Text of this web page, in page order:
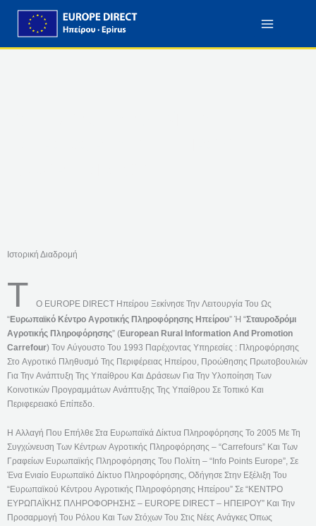
Περιεχόμενο
Περιεχόμενο
Ιστορική Διαδρομή
Τ
Ο EUROPE DIRECT Ηπείρου Ξεκίνησε Την Λειτουργία Του Ως
“Ευρωπαϊκό Κέντρο Αγροτικής Πληροφόρησης Ηπείρου” Ή “Σταυροδρόμι
Αγροτικής Πληροφόρησης” (European Rural Information And Promotion
Carrefour) Τον Αύγουστο Του 1993 Παρέχοντας Υπηρεσίες : Πληροφόρησης
Στο Αγροτικό Πληθυσμό Της Περιφέρειας Ηπείρου, Προώθησης Πρωτοβουλιών
Για Την Ανάπτυξη Της Υπαίθρου Και Δράσεων Για Την Υλοποίηση Των
Κοινοτικών Προγραμμάτων Ανάπτυξης Της Υπαίθρου Σε Τοπικό Και
Περιφερειακό Επίπεδο.
Η Αλλαγή Που Επήλθε Στα Ευρωπαϊκά Δίκτυα Πληροφόρησης Το 2005 Με Τη
Συγχώνευση Των Κέντρων Αγροτικής Πληροφόρησης – “Carrefours” Και Των
Γραφείων Ευρωπαϊκής Πληροφόρησης Του Πολίτη – “Info Points Europe”, Σε
Ένα Ενιαίο Ευρωπαϊκό Δίκτυο Πληροφόρησης, Οδήγησε Στην Εξέλιξη Του
“Ευρωπαϊκού Κέντρου Αγροτικής Πληροφόρησης Ηπείρου” Σε “ΚΕΝΤΡΟ
ΕΥΡΩΠΑΪΚΗΣ ΠΛΗΡΟΦΟΡΗΣΗΣ – EUROPE DIRECT – ΗΠΕΙΡΟΥ” Και Την
Προσαρμογή Του Ρόλου Και Των Στόχων Του Στις Νέες Ανάγκες Όπως